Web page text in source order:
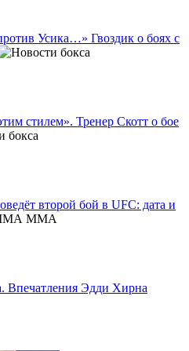
Усика…» Гвоздик о боях с
стилем». Тренер Скотт о бое
второй бой в UFC: дата и
MMA
Впечатления Эдди Хирна